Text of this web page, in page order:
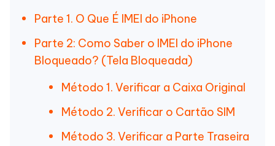
Parte 1. O Que É IMEI do iPhone
Parte 2: Como Saber o IMEI do iPhone
Bloqueado? (Tela Bloqueada)
Método 1. Verificar a Caixa Original
Método 2. Verificar o Cartão SIM
Método 3. Verificar a Parte Traseira